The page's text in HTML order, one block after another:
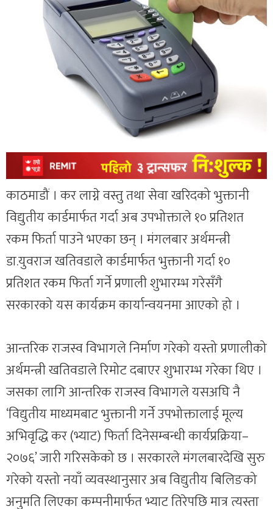
काठमाडौं । कर लाग्ने वस्तु तथा सेवा खरिदको भुक्तानी
विद्युतीय कार्डमार्फत गर्दा अब उपभोक्ताले १० प्रतिशत
रकम फिर्ता पाउने भएका छन् । मंगलबार अर्थमन्त्री
डा.युवराज खतिवडाले कार्डमार्फत भुक्तानी गर्दा १०
प्रतिशत रकम फिर्ता गर्ने प्रणाली शुभारम्भ गरेसँगै
सरकारको यस कार्यक्रम कार्यान्वयनमा आएको हो ।
आन्तरिक राजस्व विभागले निर्माण गरेको यस्तो प्रणालीको
अर्थमन्त्री खतिवडाले रिमोट दबाएर शुभारम्भ गरेका थिए ।
जसका लागि आन्तरिक राजस्व विभागले यसअघि नै
‘विद्युतीय माध्यमबाट भुक्तानी गर्ने उपभोक्तालाई मूल्य
अभिवृद्धि कर (भ्याट) फिर्ता दिनेसम्बन्धी कार्यप्रक्रिया–
२०७६’ जारी गरिसकेको छ । सरकारले मंगलबारदेखि सुरु
गरेको यस्तो नयाँ व्यवस्थानुसार अब विद्युतीय बिलिङको
अनुमति लिएका कम्पनीमार्फत भ्याट तिरेपछि मात्र त्यस्ता